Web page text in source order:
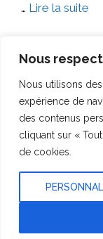
Nous
Nous utilisons
expérience de
des contenus
cliquant sur «
de cookies.
… Lire la suite
Page
1 Page
2 … Page
12
Construction
© 2026